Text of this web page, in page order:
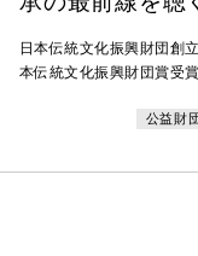
日本伝統文化振興財団創
本伝統文化振興財団賞受
賛公演。プレゼンター
楽学部講師）狂言「柿
太郎 アド（柿主） 山本
公益財